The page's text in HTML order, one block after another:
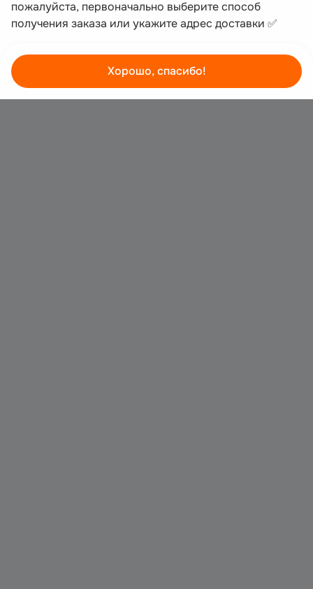
пожалуйста, первоначально выберите способ
получения заказа или укажите адрес доставки ✅
Хорошо, спасибо!